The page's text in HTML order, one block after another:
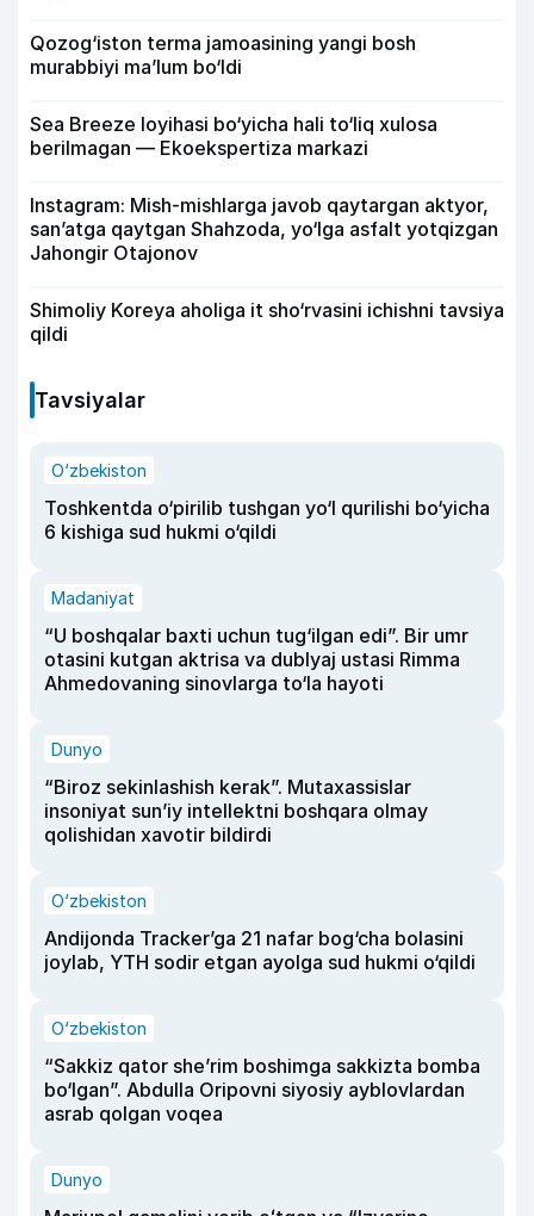
Qozog‘iston terma jamoasining yangi bosh
murabbiyi ma’lum bo‘ldi
Sea Breeze loyihasi bo‘yicha hali to‘liq xulosa
berilmagan — Ekoekspertiza markazi
Instagram: Mish-mishlarga javob qaytargan aktyor,
san’atga qaytgan Shahzoda, yo‘lga asfalt yotqizgan
Jahongir Otajonov
Shimoliy Koreya aholiga it sho‘rvasini ichishni tavsiya
qildi
Tavsiyalar
O‘zbekiston
Toshkentda o‘pirilib tushgan yo‘l qurilishi bo‘yicha
6 kishiga sud hukmi o‘qildi
Madaniyat
“U boshqalar baxti uchun tug‘ilgan edi”. Bir umr
otasini kutgan aktrisa va dublyaj ustasi Rimma
Ahmedovaning sinovlarga to‘la hayoti
Dunyo
“Biroz sekinlashish kerak”. Mutaxassislar
insoniyat sun’iy intellektni boshqara olmay
qolishidan xavotir bildirdi
O‘zbekiston
Andijonda Tracker’ga 21 nafar bog‘cha bolasini
joylab, YTH sodir etgan ayolga sud hukmi o‘qildi
O‘zbekiston
“Sakkiz qator she’rim boshimga sakkizta bomba
bo‘lgan”. Abdulla Oripovni siyosiy ayblovlardan
asrab qolgan voqea
Dunyo